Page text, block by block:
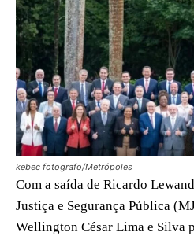
kebec fotografo/Metrópoles
Com a saída de Ricardo
Justiça e Segurança Pública
Wellington César Lima e Silva